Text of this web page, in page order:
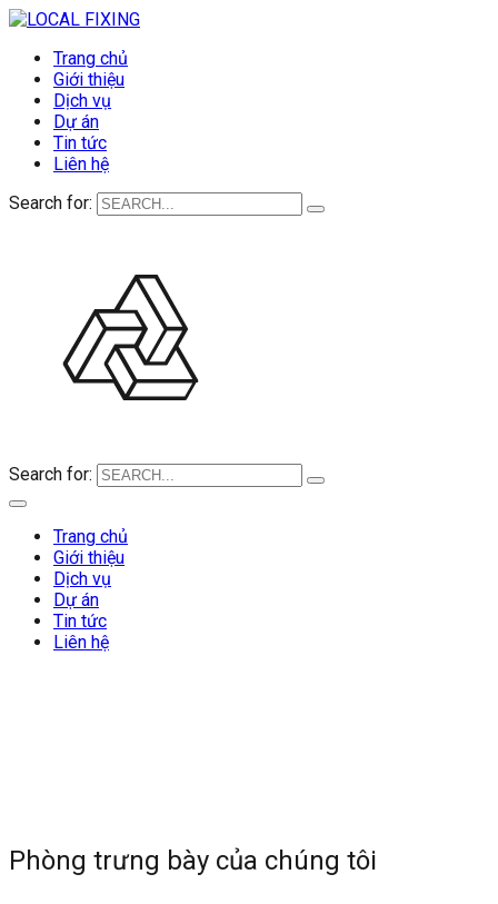
Trang chủ
Giới thiệu
Dịch vụ
Dự án
Tin tức
Liên hệ
Search for:
Search for:
Trang chủ
Giới thiệu
Dịch vụ
Dự án
Tin tức
Liên hệ
Phòng trưng bày của chúng tôi